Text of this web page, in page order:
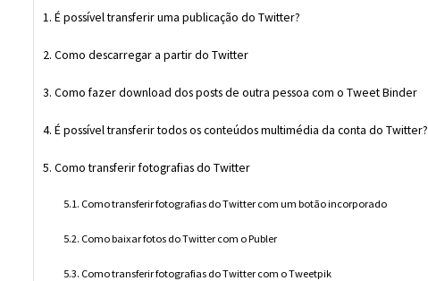
É possível transferir uma publicação do Twitter?
Como descarregar a partir do Twitter
Como fazer download dos posts de outra pessoa com o Tweet Binder
É possível transferir todos os conteúdos multimédia da conta do Twitter?
Como transferir fotografias do Twitter
Como transferir fotografias do Twitter com um botão incorporado
Como baixar fotos do Twitter com o Publer
Como transferir fotografias do Twitter com o Tweetpik